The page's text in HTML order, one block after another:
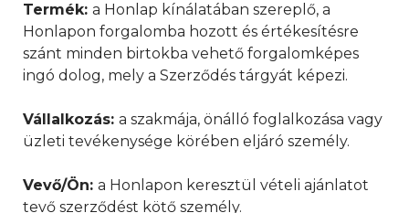
Termék: a Honlap kínálatában szereplő, a
Honlapon forgalomba hozott és értékesítésre
szánt minden birtokba vehető forgalomképes
ingó dolog, mely a Szerződés tárgyát képezi.
Vállalkozás: a szakmája, önálló foglalkozása vagy
üzleti tevékenysége körében eljáró személy.
Vevő/Ön: a Honlapon keresztül vételi ajánlatot
tevő szerződést kötő személy.